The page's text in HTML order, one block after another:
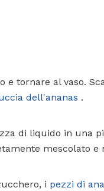
e tornare al vaso.
dell'ananas .
di liquido in una
mescolato e
i pezzi di